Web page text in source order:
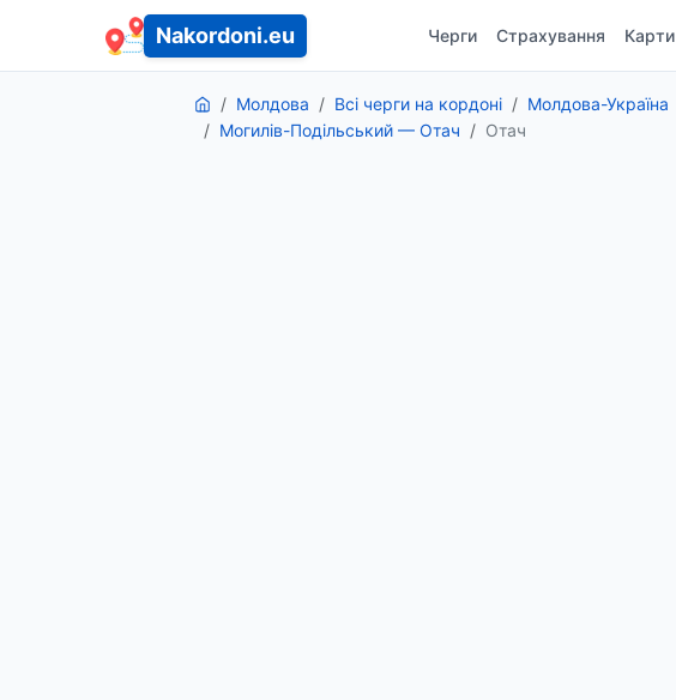
Nakordoni.eu Черги Страхування Карти
Молдова Всі черги на кордоні
Молдова-Україна
Могилів-Подільський — Отач
Отач